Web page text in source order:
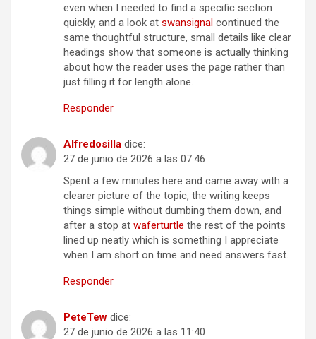
even when I needed to find a specific section
quickly, and a look at swansignal continued the
same thoughtful structure, small details like clear
headings show that someone is actually thinking
about how the reader uses the page rather than
just filling it for length alone.
Responder
Alfredosilla dice:
27 de junio de 2026 a las 07:46
Spent a few minutes here and came away with a
clearer picture of the topic, the writing keeps
things simple without dumbing them down, and
after a stop at waferturtle the rest of the points
lined up neatly which is something I appreciate
when I am short on time and need answers fast.
Responder
PeteTew dice:
27 de junio de 2026 a las 11:40